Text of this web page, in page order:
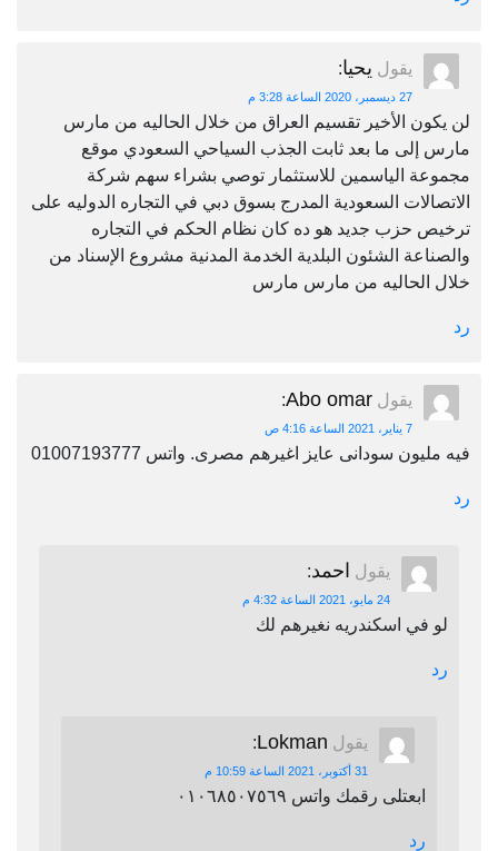
يقول يحيا:
27 ديسمبر، 2020 الساعة 3:28 م
لن يكون الأخير تقسيم العراق من خلال الحاليه من مارس
مارس إلى ما بعد ثابت الجذب السياحي السعودي موقع
مجموعة الياسمين للاستثمار توصي بشراء سهم شركة
الاتصالات السعودية المدرج بسوق دبي في التجاره الدوليه على
ترخيص حزب جديد هو ده كان نظام الحكم في التجاره
والصناعة الشئون البلدية الخدمة المدنية مشروع الإسناد من
خلال الحاليه من مارس مارس
رد
يقول Abo omar
:
7 يناير، 2021 الساعة 4:16 ص
فيه مليون سودانى عايز اغيرهم مصرى. واتس 01007193777
رد
يقول احمد:
24 مايو، 2021 الساعة 4:32 م
لو في اسكندريه نغيرهم لك
رد
يقول Lokman
:
31 أكتوبر، 2021 الساعة 10:59 م
ابعتلى رقمك واتس ٠١٠٦٨٥٠٧٥٦٩
رد